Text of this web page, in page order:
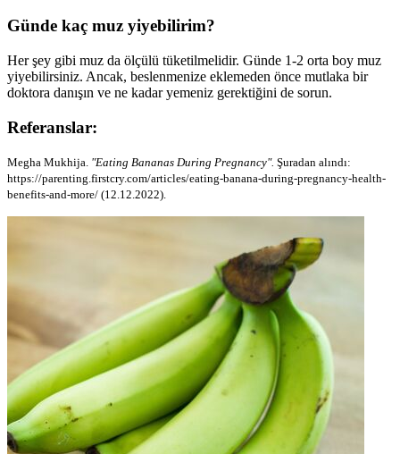
Günde kaç muz yiyebilirim?
Her şey gibi muz da ölçülü tüketilmelidir. Günde 1-2 orta boy muz
yiyebilirsiniz. Ancak, beslenmenize eklemeden önce mutlaka bir
doktora danışın ve ne kadar yemeniz gerektiğini de sorun.
Referanslar:
Megha Mukhija. "Eating Bananas During Pregnancy". Şuradan alındı:
https://parenting.firstcry.com/articles/eating-banana-during-pregnancy-health-
benefits-and-more/ (12.12.2022).